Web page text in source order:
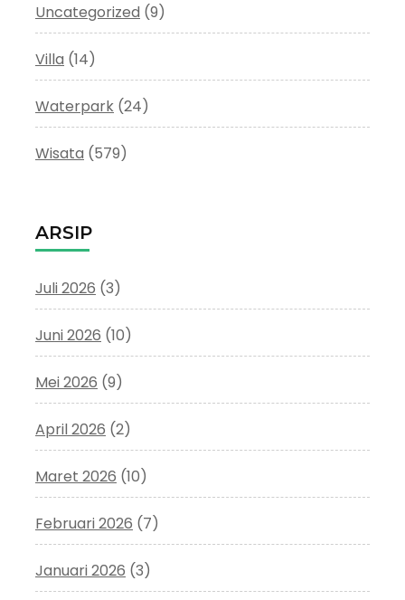
Uncategorized (9)
Villa (14)
Waterpark (24)
Wisata (579)
ARSIP
Juli 2026 (3)
Juni 2026 (10)
Mei 2026 (9)
April 2026 (2)
Maret 2026 (10)
Februari 2026 (7)
Januari 2026 (3)